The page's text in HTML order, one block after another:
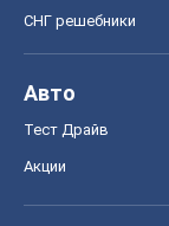
СНГ решебники
Авто
Тест Драйв
Акции